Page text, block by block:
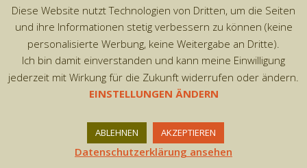
umliegende Bergwelt. Eine schöne
Wanderung…
Copyright © 2026 by AxiomThemes. All rights
Diese Website nutzt Technologien von Dritten, um die Seiten
und ihre Informationen stetig verbessern zu können (keine
personalisierte Werbung, keine Weitergabe an Dritte).
Ich bin damit einverstanden und kann meine Einwilligung
jederzeit mit Wirkung für die Zukunft widerrufen oder ändern.
EINSTELLUNGEN ÄNDERN
ABLEHNEN AKZEPTIEREN
Datenschutzerklärung ansehen